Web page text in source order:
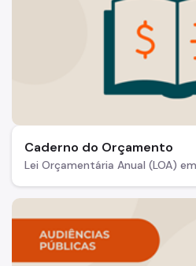
Caderno do Orçamento
Lei Orçamentária Anual (LOA)